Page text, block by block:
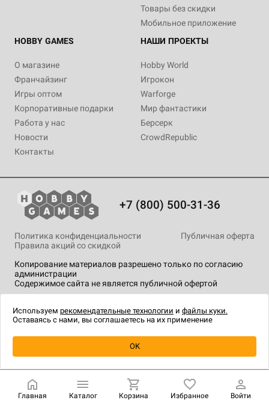
Товары без скидки
Мобильное приложение
HOBBY GAMES
О магазине
Франчайзинг
Игры оптом
Корпоративные подарки
Работа у нас
Новости
Контакты
НАШИ ПРОЕКТЫ
Hobby World
Игрокон
Warforge
Мир фантастики
Берсерк
CrowdRepublic
+7 (800) 500-31-36
Копирование материалов разрешено только по согласию
администрации
Содержимое сайта не является публичной офертой
Политика конфиденциальности
Публичная оферта
Правила акций со скидкой
технологии.
Главная Каталог Корзина Избранное Войти
Используем рекомендательные технологии и файлы куки.
Оставаясь с нами, вы соглашаетесь на их применение
OK